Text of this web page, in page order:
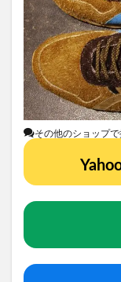
その他のショップ